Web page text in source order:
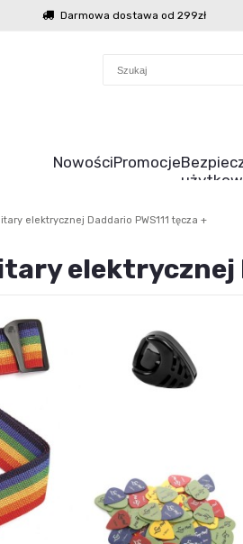
Darmowa dostawa od 299zł
NowościPromocje
elektrycznej Daddario PWS111 tęcza +
elektrycznej